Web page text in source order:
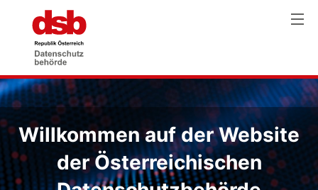
Willkommen auf der Website
der Österreichischen